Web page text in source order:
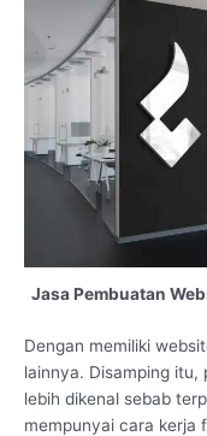
Jasa Pembuatan
Dengan memiliki
lainnya. Disamping itu,
lebih dikenal sebab
mempunyai cara kerja